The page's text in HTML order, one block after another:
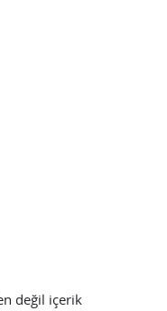
değil içerik